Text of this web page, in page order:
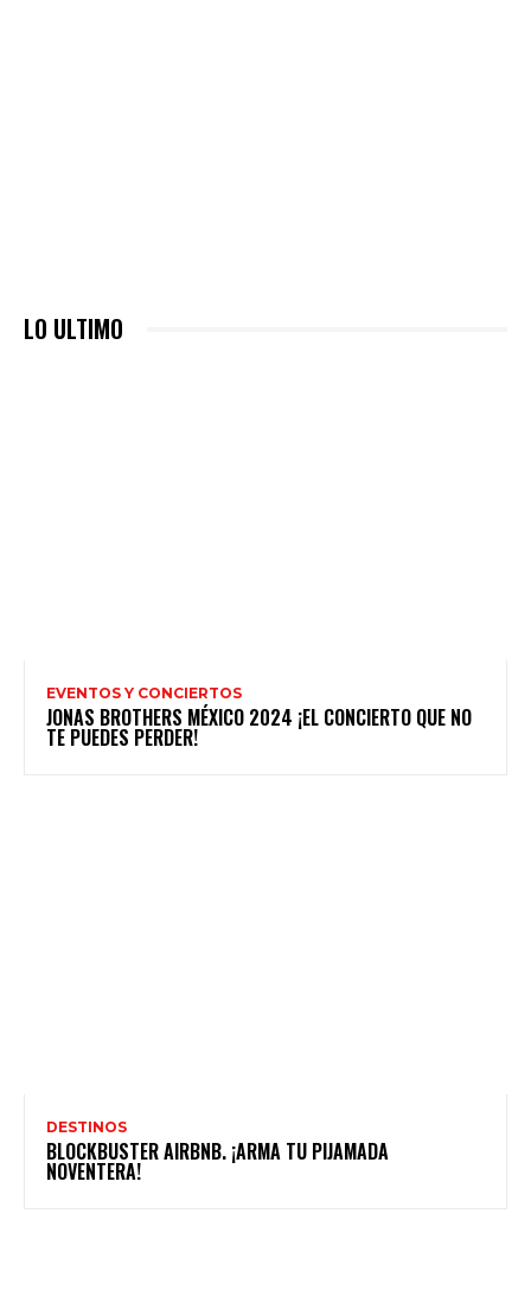
LO ULTIMO
EVENTOS Y CONCIERTOS
JONAS BROTHERS MÉXICO 2024 ¡EL CONCIERTO QUE NO
TE PUEDES PERDER!
DESTINOS
BLOCKBUSTER AIRBNB. ¡ARMA TU PIJAMADA
NOVENTERA!